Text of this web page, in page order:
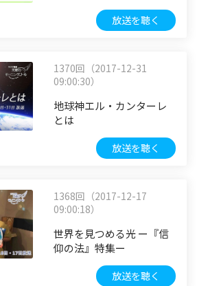
放送を聴く
1370回（2017-12-31
09:00:30）
地球神エル・カンターレ
とは
放送を聴く
1368回（2017-12-17
09:00:18）
世界を見つめる光 ー『信
仰の法』特集ー
放送を聴く